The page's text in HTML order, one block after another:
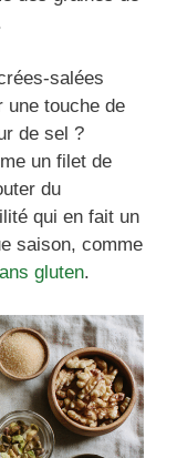
salées
une touche de
de sel ?
un filet de
du
qui en fait un
saison, comme
gluten.